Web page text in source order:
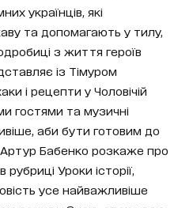
українців, які
та допомагають у тилу,
з життя героїв
із Тімуром
і рецепти у Чоловічій
гостями та музичні
аби бути готовим до
Артур Бабенко розкаже про
Уроки історії,
усе найважливіше